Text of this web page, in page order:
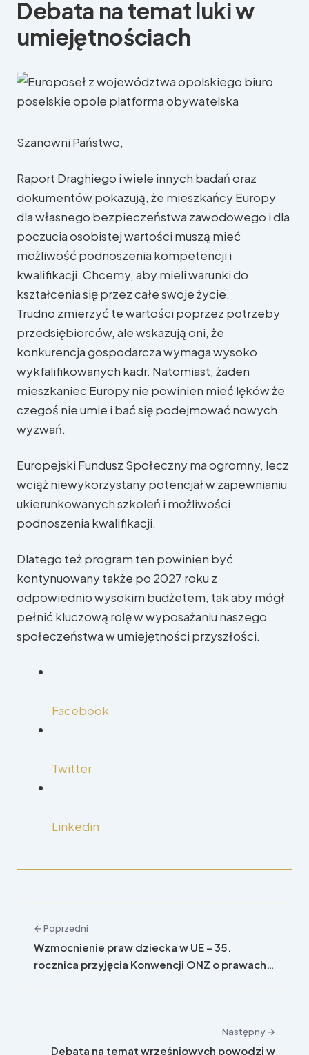
W Parlamencie Europejskim
W regionie
Debata na temat luki w
umiejętnościach
Szanowni Państwo,
Raport Draghiego i wiele innych badań oraz
dokumentów pokazują, że mieszkańcy Europy
dla własnego bezpieczeństwa zawodowego i dla
poczucia osobistej wartości muszą mieć
możliwość podnoszenia kompetencji i
kwalifikacji. Chcemy, aby mieli warunki do
kształcenia się przez całe swoje życie.
Trudno zmierzyć te wartości poprzez potrzeby
przedsiębiorców, ale wskazują oni, że
konkurencja gospodarcza wymaga wysoko
wykfalifikowanych kadr. Natomiast, żaden
mieszkaniec Europy nie powinien mieć lęków że
czegoś nie umie i bać się podejmować nowych
wyzwań.
Europejski Fundusz Społeczny ma ogromny, lecz
wciąż niewykorzystany potencjał w zapewnianiu
ukierunkowanych szkoleń i możliwości
podnoszenia kwalifikacji.
Dlatego też program ten powinien być
kontynuowany także po 2027 roku z
odpowiednio wysokim budżetem, tak aby mógł
pełnić kluczową rolę w wyposażaniu naszego
społeczeństwa w umiejętności przyszłości.
Facebook
Twitter
Linkedin
← Poprzedni
Wzmocnienie praw dziecka w UE – 35.
rocznica przyjęcia Konwencji ONZ o prawach
Następny →
Debata na temat wrześniowych powodzi w